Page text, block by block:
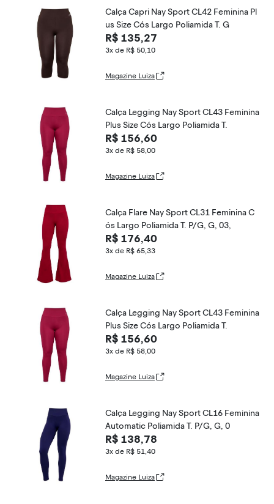
Calça Capri Nay Sport CL42 Feminina Pl
us Size Cós Largo Poliamida T. G
R$ 135,27
3x de R$ 50,10
Magazine Luiza
Calça Legging Nay Sport CL43 Feminina
Plus Size Cós Largo Poliamida T.
R$ 156,60
3x de R$ 58,00
Magazine Luiza
Calça Flare Nay Sport CL31 Feminina C
ós Largo Poliamida T. P/G, G, 03,
R$ 176,40
3x de R$ 65,33
Magazine Luiza
Calça Legging Nay Sport CL43 Feminina
Plus Size Cós Largo Poliamida T.
R$ 156,60
3x de R$ 58,00
Magazine Luiza
Calça Legging Nay Sport CL16 Feminina
Automatic Poliamida T. P/G, G, 0
R$ 138,78
3x de R$ 51,40
Magazine Luiza